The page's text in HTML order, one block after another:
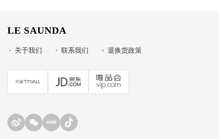
LE SAUNDA
• 关于我们 • 联系我们 • 退换货政策